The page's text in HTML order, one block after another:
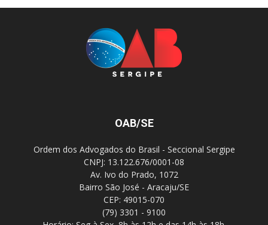
OAB/SE
Ordem dos Advogados do Brasil - Seccional Sergipe
CNPJ: 13.122.676/0001-08
Av. Ivo do Prado, 1072
Bairro São José - Aracaju/SE
CEP: 49015-070
(79) 3301 - 9100